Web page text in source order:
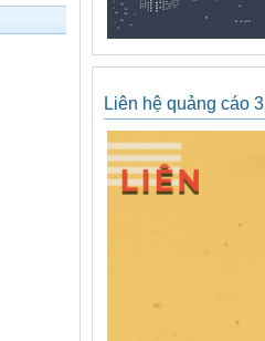
Liên hệ quảng cáo 3